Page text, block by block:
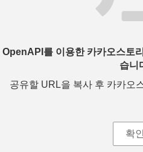
OpenAPI를 이용한 카카오스토
습니
공유할 URL을 복사 후 카카오
확인